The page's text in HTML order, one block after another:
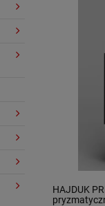
HAJDUK